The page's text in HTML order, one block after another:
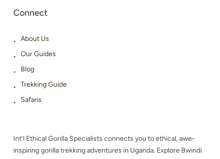
Connect
About Us
Our Guides
Blog
Trekking Guide
Safaris
Int’l Ethical Gorilla Specialists connects you to ethical, awe-
inspiring gorilla trekking adventures in Uganda. Explore Bwindi